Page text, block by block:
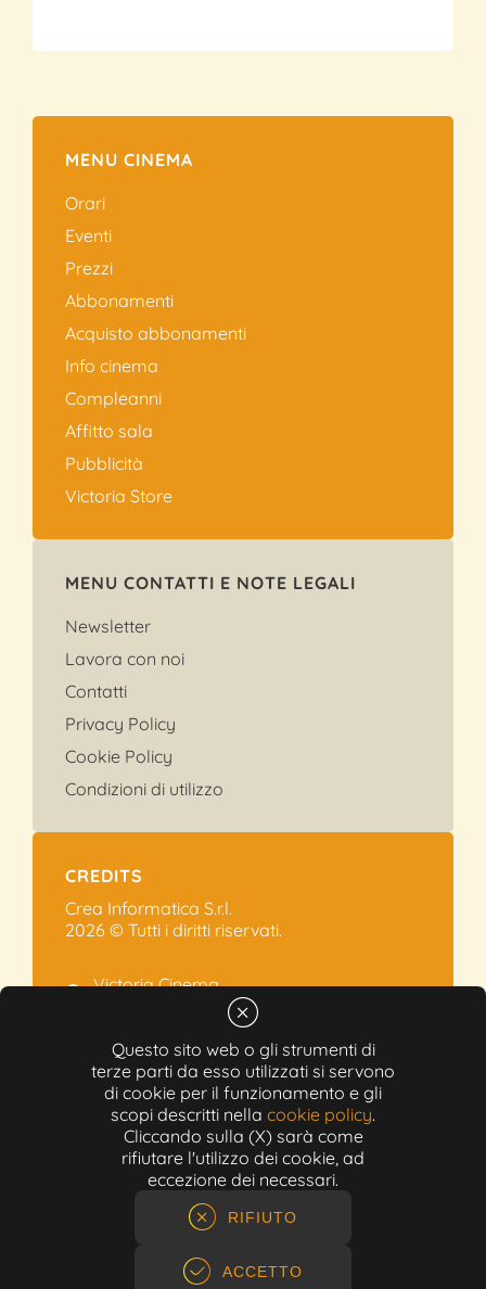
Questo sito web o gli strumenti di
terze parti da esso utilizzati si servono
di cookie per il funzionamento e gli
scopi descritti nella cookie policy.
Cliccando sulla (X) sarà come
rifiutare l'utilizzo dei cookie, ad
eccezione dei necessari.
RIFIUTO
ACCETTO
MENU CINEMA
Orari
Eventi
Prezzi
Abbonamenti
Acquisto abbonamenti
Info cinema
Compleanni
Affitto sala
Pubblicità
Victoria Store
MENU CONTATTI E NOTE LEGALI
Newsletter
Lavora con noi
Contatti
Privacy Policy
Cookie Policy
Condizioni di utilizzo
CREDITS
Crea Informatica S.r.l.
2026 © Tutti i diritti riservati.
Victoria Cinema
Via Ramelli, 101 - Modena
+39 059.454622
info@victoriacinema.it
Partita IVA: 02603471208
N-REA: 452611
Capitale sociale: 300.000,00€